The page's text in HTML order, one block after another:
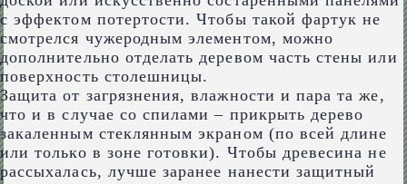
с эффектом потертости. Чтобы такой фартук не
смотрелся чужеродным элементом, можно
дополнительно отделать деревом часть стены или
поверхность столешницы.
Защита от загрязнения, влажности и пара та же,
что и в случае со спилами – прикрыть дерево
закаленным стеклянным экраном (по всей длине
или только в зоне готовки). Чтобы древесина не
рассыхалась, лучше заранее нанести защитный